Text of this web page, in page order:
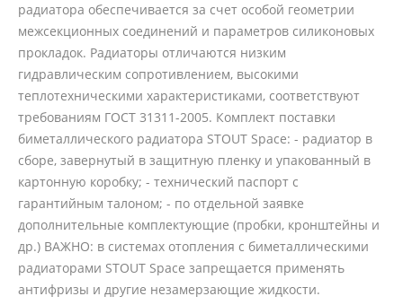
радиатора обеспечивается за счет особой геометрии
межсекционных соединений и параметров силиконовых
прокладок. Радиаторы отличаются низким
гидравлическим сопротивлением, высокими
теплотехническими характеристиками, соответствуют
требованиям ГОСТ 31311-2005. Комплект поставки
биметаллического радиатора STOUT Space: - радиатор в
сборе, завернутый в защитную пленку и упакованный в
картонную коробку; - технический паспорт с
гарантийным талоном; - по отдельной заявке
дополнительные комплектующие (пробки, кронштейны и
др.) ВАЖНО: в системах отопления с биметаллическими
радиаторами STOUT Space запрещается применять
антифризы и другие незамерзающие жидкости.